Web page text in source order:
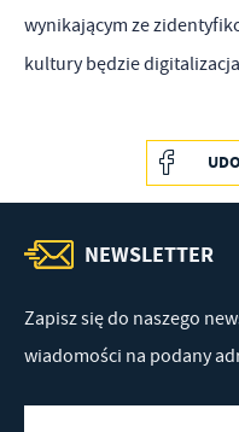
wynikającym ze
kultury będzie
NEWSLETTER
Zapisz się do naszego
wiadomości na podany